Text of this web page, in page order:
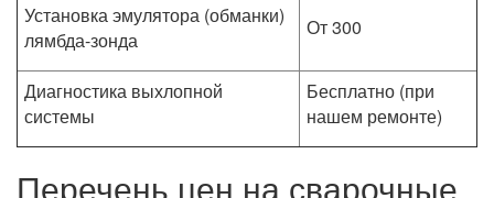
Установка эмулятора (обманки)
лямбда-зонда
От 300
Диагностика выхлопной
системы
Бесплатно (при
нашем ремонте)
Перечень цен на сварочные